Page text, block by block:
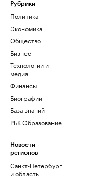
Рубрики
Политика
Экономика
Общество
Бизнес
Технологии и
медиа
Финансы
Биографии
База знаний
РБК Образование
Новости
регионов
Санкт-Петербург
и область